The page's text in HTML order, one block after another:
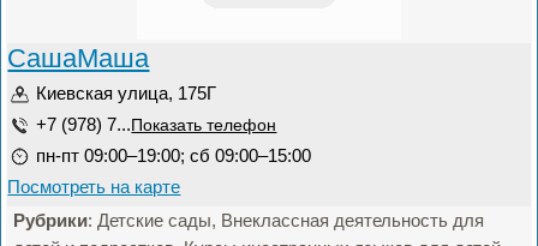
СашаМаша
Киевская улица, 175Г
+7 (978) 7... Показать телефон
пн-пт 09:00–19:00; сб 09:00–15:00
Посмотреть на карте
Рубрики: Детские сады, Внеклассная деятельность для